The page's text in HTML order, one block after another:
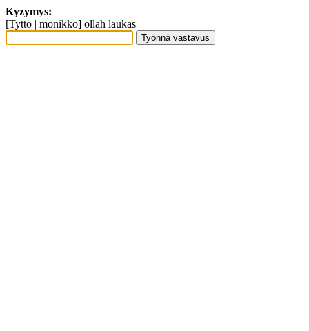
Kyzymys:
[Tyttö | monikko] ollah laukas